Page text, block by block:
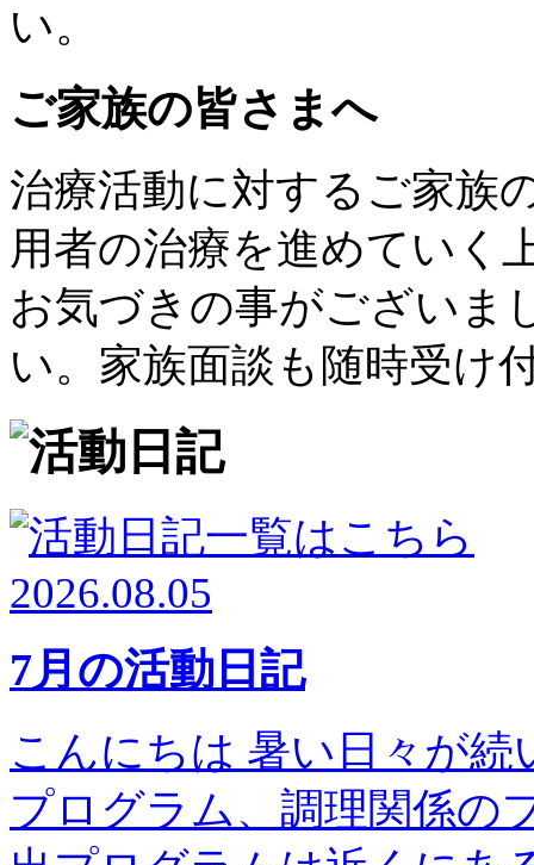
い。
ご家族の皆さまへ
治療活動に対するご家族
用者の治療を進めていく
お気づきの事がございま
い。家族面談も随時受け
2026.08.05
7月の活動日記
こんにちは 暑い日々が
プログラム、調理関係